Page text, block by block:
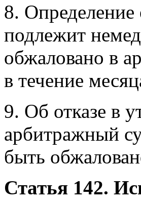
8.
подлежит
обжаловано в
в течение
9. Об отказе в
арбитражный
быть
Статья 142.